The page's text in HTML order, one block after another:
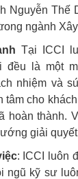
Nguyễn Thế
ngành
Tại ICCI
đều là một
nhiệm và
tâm cho
hoàn thành.
giải
: ICCI luôn
ngũ kỹ sư